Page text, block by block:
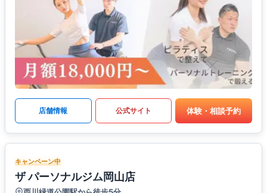
店舗情報 公式サイト 体験・相談予約
キャンペーン中
ザ パーソナルジム岡山店